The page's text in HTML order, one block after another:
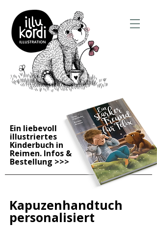
Ein liebevoll
illustriertes
Kinderbuch in
Reimen. Infos &
Bestellung >>>
Kapuzenhandtuch
personalisiert